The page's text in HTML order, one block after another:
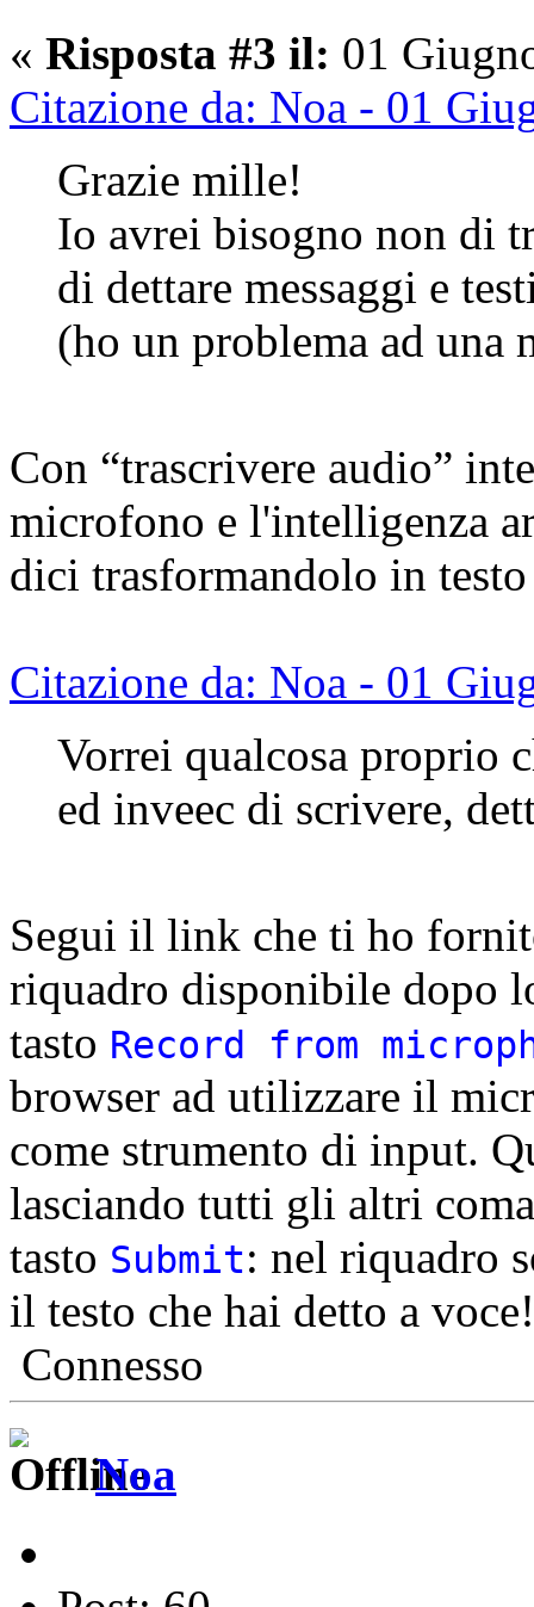
« Risposta #3 il: 01
Citazione da: Noa - 01
Grazie mille!
Io avrei bisogno non di
di dettare messaggi e
(ho un problema ad una
Con “trascrivere audio”
microfono e l'intelligenza
dici trasformandolo in
Citazione da: Noa - 01
Vorrei qualcosa proprio
ed inveec di scrivere,
Segui il link che ti ho
riquadro disponibile dopo
tasto Record from
browser ad utilizzare il
come strumento di input.
lasciando tutti gli altri
tasto Submit: nel riquadro
il testo che hai detto a voce!
Connesso
Noa